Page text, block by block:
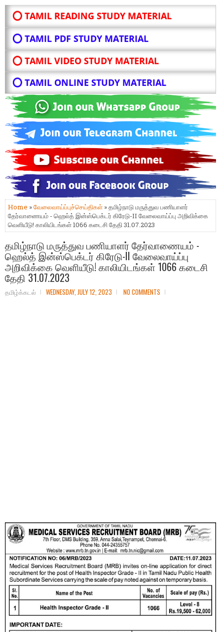
⭕ TAMIL READING STUDY MATERIAL
⭕ TAMIL PDF STUDY MATERIAL
⭕ TAMIL VIDEO STUDY MATERIAL
⭕ TAMIL ONLINE STUDY MATERIAL
Home »வேலைவாய்ப்புச்செய்திகள் » தமிழ்நாடு மருத்துவ பணியாளர்
தேர்வாணையம் - ஹெல்த் இன்ஸ்பெக்டர் கிரேடு-II வேலைவாய்ப்பு அறிவிக்கை
வெளியீடு! காலியிடங்கள் 1066 கடைசி தேதி 31.07.2023
தமிழ்நாடு மருத்துவ பணியாளர் தேர்வாணையம் -
ஹெல்த் இன்ஸ்பெக்டர் கிரேடு-II வேலைவாய்ப்பு
அறிவிக்கை வெளியீடு! காலியிடங்கள் 1066 கடைசி
தேதி 31.07.2023
தமிழ்க்கடல் WEDNESDAY, JULY 12, 2023 NO COMMENTS